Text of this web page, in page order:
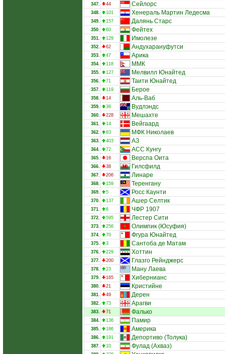
347. 44 Сейлорс
348. 101 Хенераль Мартин Ледесма
349. 157 Далянь Старс
350. 60 Фейтех
351. 129 Имолезе
352. 62 Андухарануфутси
353. 47 Арика
354. 118 ММК
355. 127 Мелвилл Юнайтед
356. 71 Таити Юнайтед
357. 119 Берое
358. 14 Аль-Ваб
359. 36 Вудлэндс
360. 228 Мешахте
361. 14 Вейгаард
362. 83 МФК Николаев
363. 403 АЗ
364. 72 АCС Кунгу
365. 16 Верспа Оита
366. 38 Гилсфилд
367. 206 Линаре
368. 159 Теренгану
369. 5 Росс Каунти
370. 137 Ашер Селтик
371. 6 ЧФР 1907
372. 595 Лестер Сити
373. 256 Олимпик (Юсуфия)
374. 70 Фгура Юнайтед
375. 3 Сантоба де Матам
376. 229 Хоттин
377. 200 Глазго Рейнджерс
378. 23 Ману Лаева
379. 165 Хибернианс
380. 21 Кристийне
381. 49 Дерен
382. 73 Арагви
383. 71 Фалько
384. 136 Памир
385. 186 Америка
386. 191 Депортиво (Толука)
387. 10 Фулад (Ахваз)